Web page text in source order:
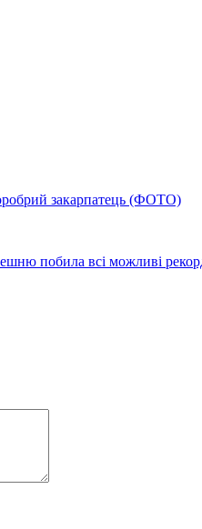
закарпатець (ФОТО)
побила всі можливі